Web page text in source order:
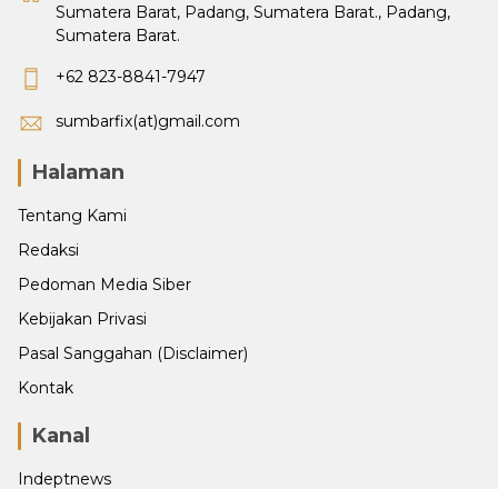
Sumatera Barat, Padang, Sumatera Barat., Padang,
Sumatera Barat.
+62 823-8841-7947
sumbarfix(at)gmail.com
Halaman
Tentang Kami
Redaksi
Pedoman Media Siber
Kebijakan Privasi
Pasal Sanggahan (Disclaimer)
Kontak
Kanal
Indeptnews